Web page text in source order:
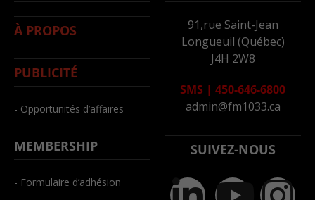
À PROPOS
PUBLICITÉ
- Opportunités d’affaires
MEMBERSHIP
- Formulaire d’adhésion
91,rue Saint-Jean
Longueuil (Québec)
J4H 2W8
SMS | 450-646-6800
admin@fm1033.ca
SUIVEZ-NOUS